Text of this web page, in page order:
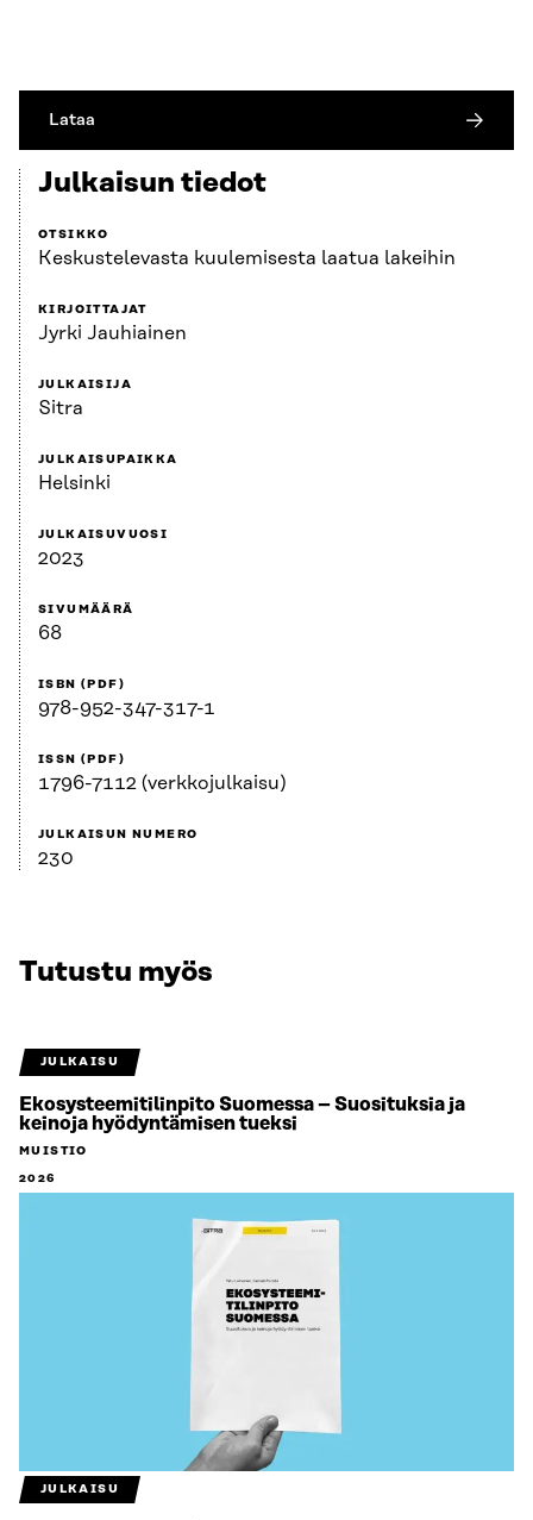
Lataa
Julkaisun tiedot
OTSIKKO
Keskustelevasta kuulemisesta laatua lakeihin
KIRJOITTAJAT
Jyrki Jauhiainen
JULKAISIJA
Sitra
JULKAISUPAIKKA
Helsinki
JULKAISUVUOSI
2023
SIVUMÄÄRÄ
68
ISBN (PDF)
978-952-347-317-1
ISSN (PDF)
1796-7112 (verkkojulkaisu)
JULKAISUN NUMERO
230
Tutustu myös
JULKAISU
Ekosysteemitilinpito Suomessa – Suosituksia ja
keinoja hyödyntämisen tueksi
MUISTIO
2026
JULKAISU